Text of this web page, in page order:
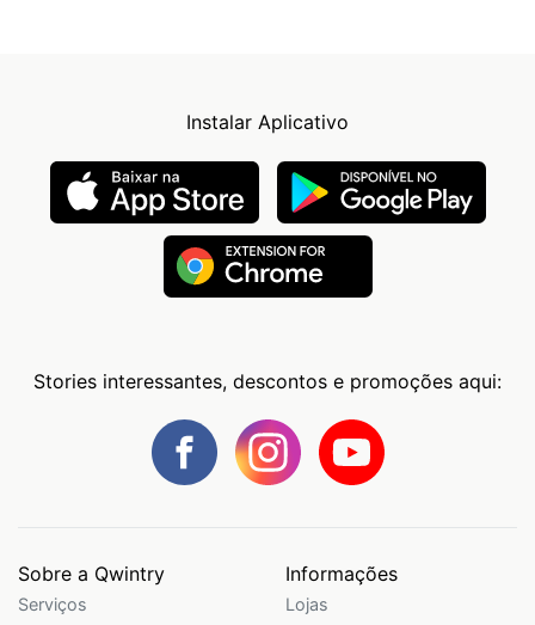
Instalar Aplicativo
Stories interessantes, descontos e promoções aqui:
Sobre a Qwintry
Serviços
Informações
Lojas